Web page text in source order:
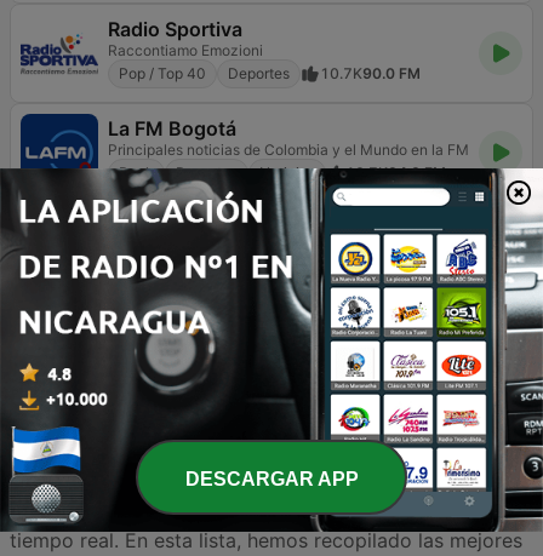
Radio Sportiva
Raccontiamo Emozioni
Pop / Top 40
Deportes 10.7K90.0 FM
La FM Bogotá
Principales noticias de Colombia y el Mundo en la FM
Rock
Deportes Noticias 12.7K94.9 FM
Nicaragua es un país que vive y respira deporte con una
intensidad vibrante. Desde los emocionantes partidos
de béisbol, que sigue siendo el deporte rey en la nación,
hasta el crecimiento imparable del fútbol y la legendaria
tradición del boxeo, la radio se mantiene como el
vínculo principal entre los aficionados y la acción en
tiempo real. En esta lista, hemos recopilado las mejores
DESCARGAR APP